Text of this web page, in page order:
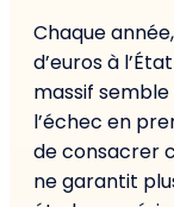
Chaque
d’euros à
massif
l’échec en
de consacrer
ne garantit